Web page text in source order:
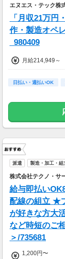
エヌエス・テック株
「月収21万円
作・製造オペ
_980409
月給214,949～
日払い・週払いOK
派遣 製造・加工・組
株式会社テクノ・サ
給与即払い
配線の組立 ★
が好きな方大
など時短のご
＞/735681
1,200円〜